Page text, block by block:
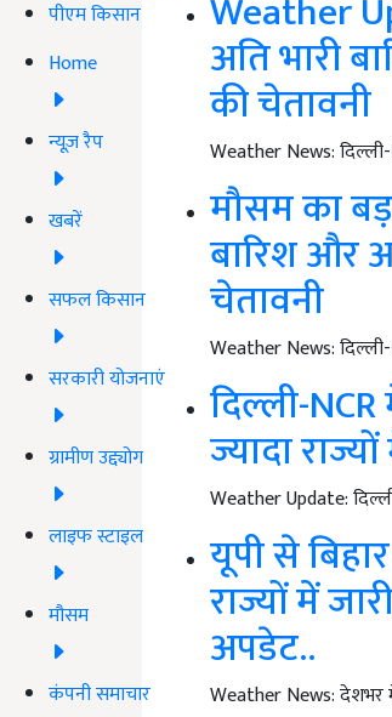
पीएम किसान
Home
न्यूज़ रैप
खबरें
सफल किसान
सरकारी योजनाएं
ग्रामीण उद्द्योग
लाइफ स्टाइल
मौसम
कंपनी समाचार
अति भारी
की चेतावनी
Weather News: दिल्ली-
मौसम का
बारिश और
चेतावनी
Weather News:
दिल्ली-
ज्यादा
Weather Update:
यूपी से
राज्यों में
अपडेट..
Weather News: देशभर